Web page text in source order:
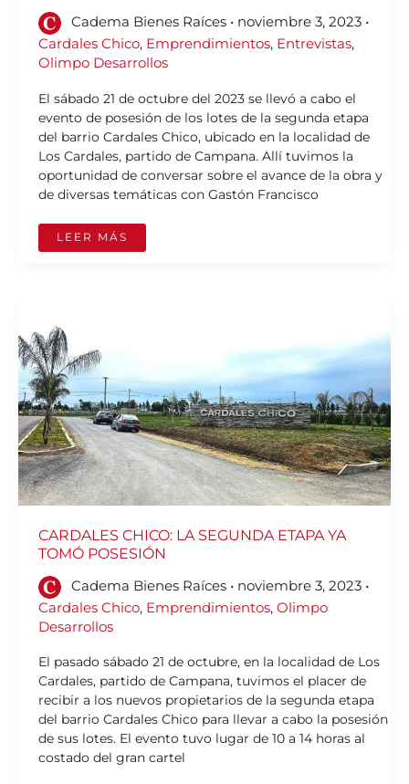
Cadema Bienes Raíces • noviembre 3, 2023 •
Cardales Chico, Emprendimientos, Entrevistas,
Olimpo Desarrollos
El sábado 21 de octubre del 2023 se llevó a cabo el
evento de posesión de los lotes de la segunda etapa
del barrio Cardales Chico, ubicado en la localidad de
Los Cardales, partido de Campana. Allí tuvimos la
oportunidad de conversar sobre el avance de la obra y
de diversas temáticas con Gastón Francisco
LEER MÁS
CARDALES CHICO: LA SEGUNDA ETAPA YA
TOMÓ POSESIÓN
Cadema Bienes Raíces • noviembre 3, 2023 •
Cardales Chico, Emprendimientos, Olimpo
Desarrollos
El pasado sábado 21 de octubre, en la localidad de Los
Cardales, partido de Campana, tuvimos el placer de
recibir a los nuevos propietarios de la segunda etapa
del barrio Cardales Chico para llevar a cabo la posesión
de sus lotes. El evento tuvo lugar de 10 a 14 horas al
costado del gran cartel
SEGUNDA
ETAPA
YA
TOMÓ
POSESIÓN